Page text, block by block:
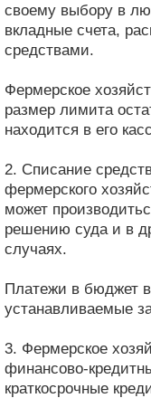
своему выбору в
вкладные счета,
средствами.
Фермерское
размер лимита
находится в его
2. Списание
фермерского
может
решению суда и в
случаях.
Платежи в бюджет
устанавливаемые
3. Фермерское
финансово-
краткосрочные